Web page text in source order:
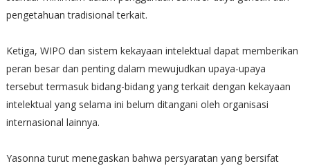
pengetahuan tradisional terkait.
Ketiga, WIPO dan sistem kekayaan intelektual dapat memberikan
peran besar dan penting dalam mewujudkan upaya-upaya
tersebut termasuk bidang-bidang yang terkait dengan kekayaan
intelektual yang selama ini belum ditangani oleh organisasi
internasional lainnya.
Yasonna turut menegaskan bahwa persyaratan yang bersifat